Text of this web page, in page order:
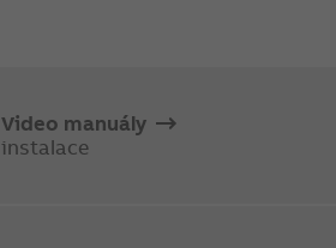
Video manuály
instalace